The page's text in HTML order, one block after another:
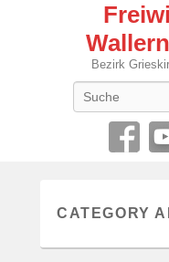
Bezirk
CATEGORY